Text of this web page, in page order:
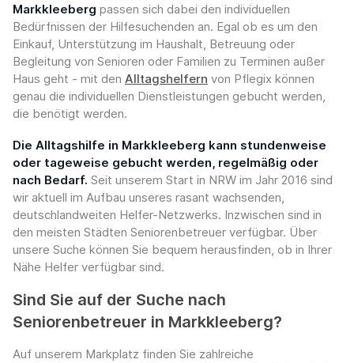
Markkleeberg passen sich dabei den individuellen
Bedürfnissen der Hilfesuchenden an. Egal ob es um den
Einkauf, Unterstützung im Haushalt, Betreuung oder
Begleitung von Senioren oder Familien zu Terminen außer
Haus geht - mit den Alltagshelfern von Pflegix können
genau die individuellen Dienstleistungen gebucht werden,
die benötigt werden.
Die Alltagshilfe in Markkleeberg kann stundenweise
oder tageweise gebucht werden, regelmäßig oder
nach Bedarf. Seit unserem Start in NRW im Jahr 2016 sind
wir aktuell im Aufbau unseres rasant wachsenden,
deutschlandweiten Helfer-Netzwerks. Inzwischen sind in
den meisten Städten Seniorenbetreuer verfügbar. Über
unsere Suche können Sie bequem herausfinden, ob in Ihrer
Nähe Helfer verfügbar sind.
Sind Sie auf der Suche nach
Seniorenbetreuer in Markkleeberg?
Auf unserem Markplatz finden Sie zahlreiche